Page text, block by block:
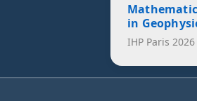
in
IHP Paris 2026